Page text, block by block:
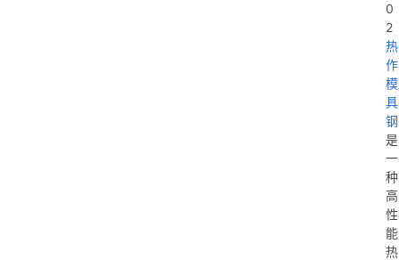
0
2
热
作
模
具
钢
是
一
种
高
性
能
热